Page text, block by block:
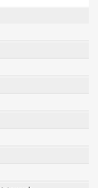
danych
celu dla jakiego
prawa
są
dotyczą